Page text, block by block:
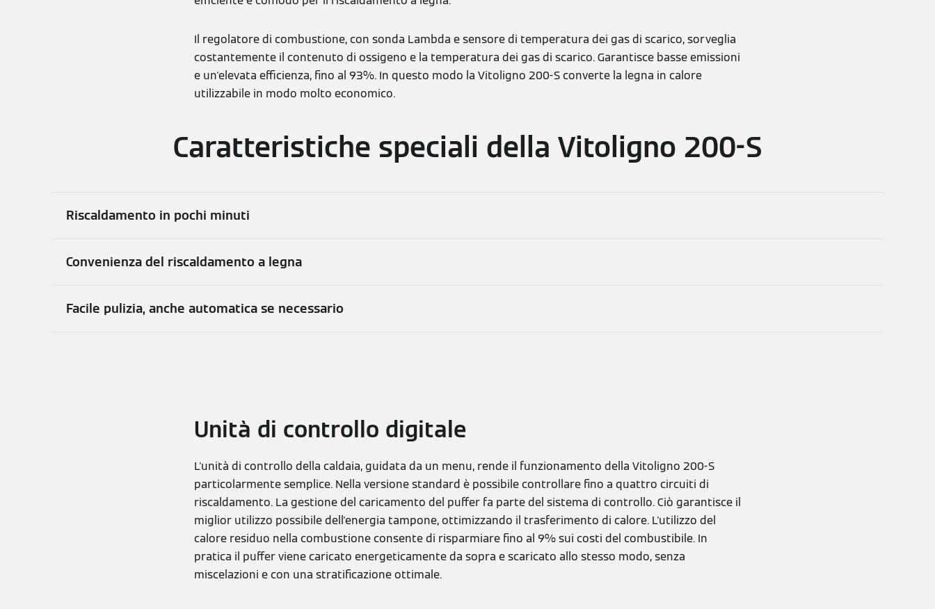
Il regolatore di combustione, con sonda Lambda e sensore di temperatura dei gas di scarico, sorveglia
costantemente il contenuto di ossigeno e la temperatura dei gas di scarico. Garantisce basse emissioni
e un'elevata efficienza, fino al 93%. In questo modo la Vitoligno 200-S converte la legna in calore
utilizzabile in modo molto economico.
Caratteristiche speciali della Vitoligno 200-S
Riscaldamento in pochi minuti
Convenienza del riscaldamento a legna
Facile pulizia, anche automatica se necessario
Unità di controllo digitale
L'unità di controllo della caldaia, guidata da un menu, rende il funzionamento della Vitoligno 200-S
particolarmente semplice. Nella versione standard è possibile controllare fino a quattro circuiti di
riscaldamento. La gestione del caricamento del puffer fa parte del sistema di controllo. Ciò garantisce il
miglior utilizzo possibile dell'energia tampone, ottimizzando il trasferimento di calore. L'utilizzo del
calore residuo nella combustione consente di risparmiare fino al 9% sui costi del combustibile. In
pratica il puffer viene caricato energeticamente da sopra e scaricato allo stesso modo, senza
miscelazioni e con una stratificazione ottimale.